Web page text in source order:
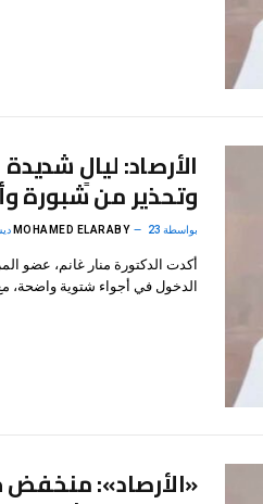
الأرصاد: ليالٍ شديدة
وتحذير من شبورة
بواسطة MOHAMED ELARABY 23 ديسمبر، 2025
أكدت الدكتورة منار غانم، عضو
الدخول في أجواء شتوية واضحة،
«الأرصاد»: